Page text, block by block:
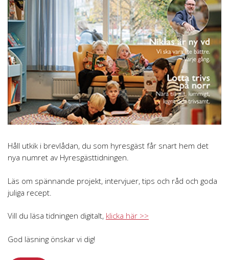
Håll utkik i brevlådan, du som hyresgäst får snart hem det
nya numret av Hyresgästtidningen.
Läs om spännande projekt, intervjuer, tips och råd och goda
juliga recept.
Vill du läsa tidningen digitalt, klicka här >>
God läsning önskar vi dig!